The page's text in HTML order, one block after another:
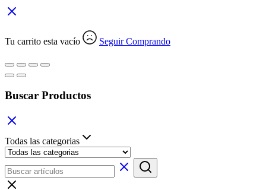
Tu carrito esta vacío Seguir Comprando
Buscar Productos
Todas las categorias